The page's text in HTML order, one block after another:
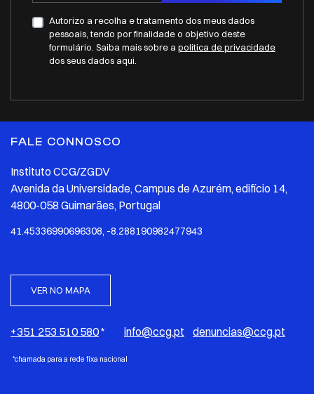
Autorizo a recolha e tratamento dos meus dados
pessoais, tendo por finalidade o objetivo deste
formulário. Saiba mais sobre a politica de privacidade
dos seus dados aqui.
FALE CONNOSCO
Instituto CCG/ZGDV
Avenida da Universidade, Campus de Azurém, edifício 14,
4800-058 Guimarães, Portugal
41.45336990696308, -8.288190982477943
VER NO MAPA
+351 253 510 580* info@ccg.pt denuncias@ccg.pt
*chamada para a rede fixa nacional